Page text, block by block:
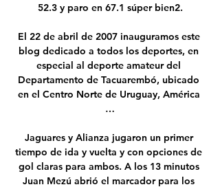
52.3 y paro en 67.1 súper bien2.
El 22 de abril de 2007 inauguramos este
blog dedicado a todos los deportes, en
especial al deporte amateur del
Departamento de Tacuarembó, ubicado
en el Centro Norte de Uruguay, América
…
Jaguares y Alianza jugaron un primer
tiempo de ida y vuelta y con opciones de
gol claras para ambos. A los 13 minutos
Juan Mezú abrió el marcador para los